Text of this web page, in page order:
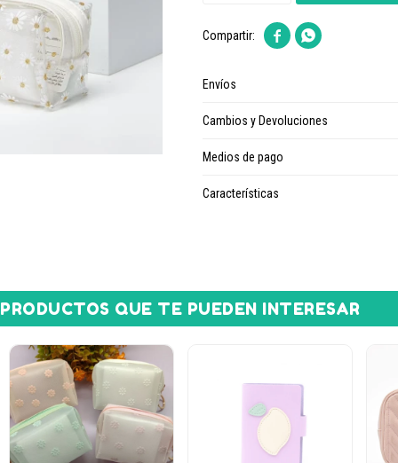
 
Envíos
Cambios y Devoluciones
Medios de pago
Características
PRODUCTOS QUE TE PUEDEN INTERESAR